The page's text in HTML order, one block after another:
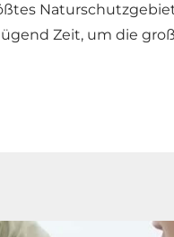
Zeit, um die